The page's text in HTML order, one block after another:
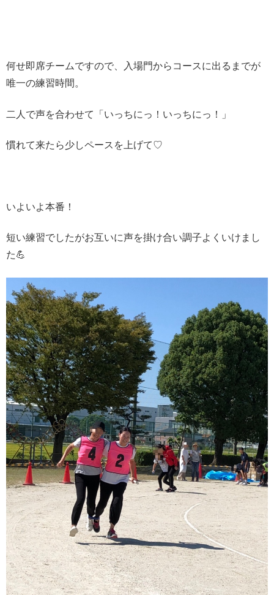
何せ即席チームですので、入場門からコースに出るまでが
唯一の練習時間。
二人で声を合わせて「いっちにっ！いっちにっ！」
慣れて来たら少しペースを上げて♡
いよいよ本番！
短い練習でしたがお互いに声を掛け合い調子よくいけまし
た💪